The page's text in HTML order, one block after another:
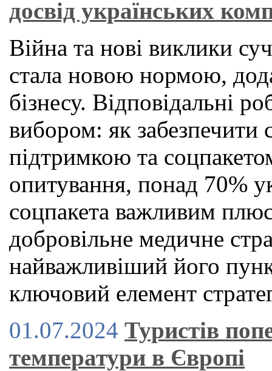
досвід українських
Війна та нові виклики
стала новою нормою,
бізнесу. Відповідальні
вибором: як забезпечити
підтримкою та
опитування, понад 70%
соцпакета важливим
добровільне медичне
найважливіший його
ключовий елемент
01.07.2024 Туристів
температури в Європі